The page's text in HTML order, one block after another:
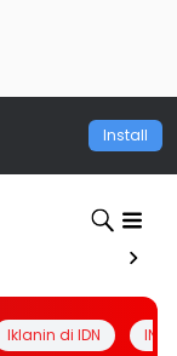
Install
Iklanin di IDN